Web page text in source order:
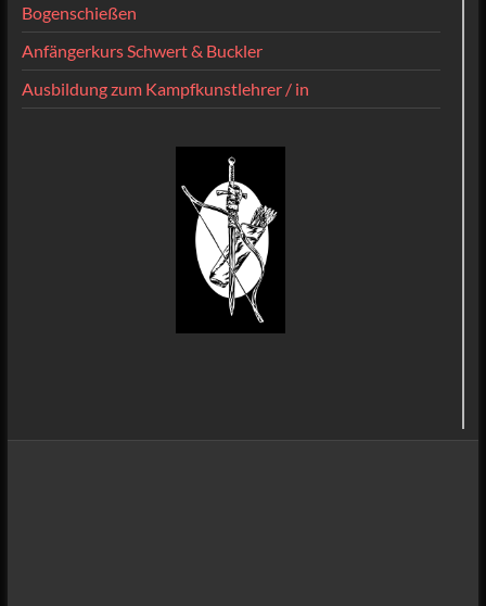
Bogenschießen
Anfängerkurs Schwert & Buckler
Ausbildung zum Kampfkunstlehrer / in